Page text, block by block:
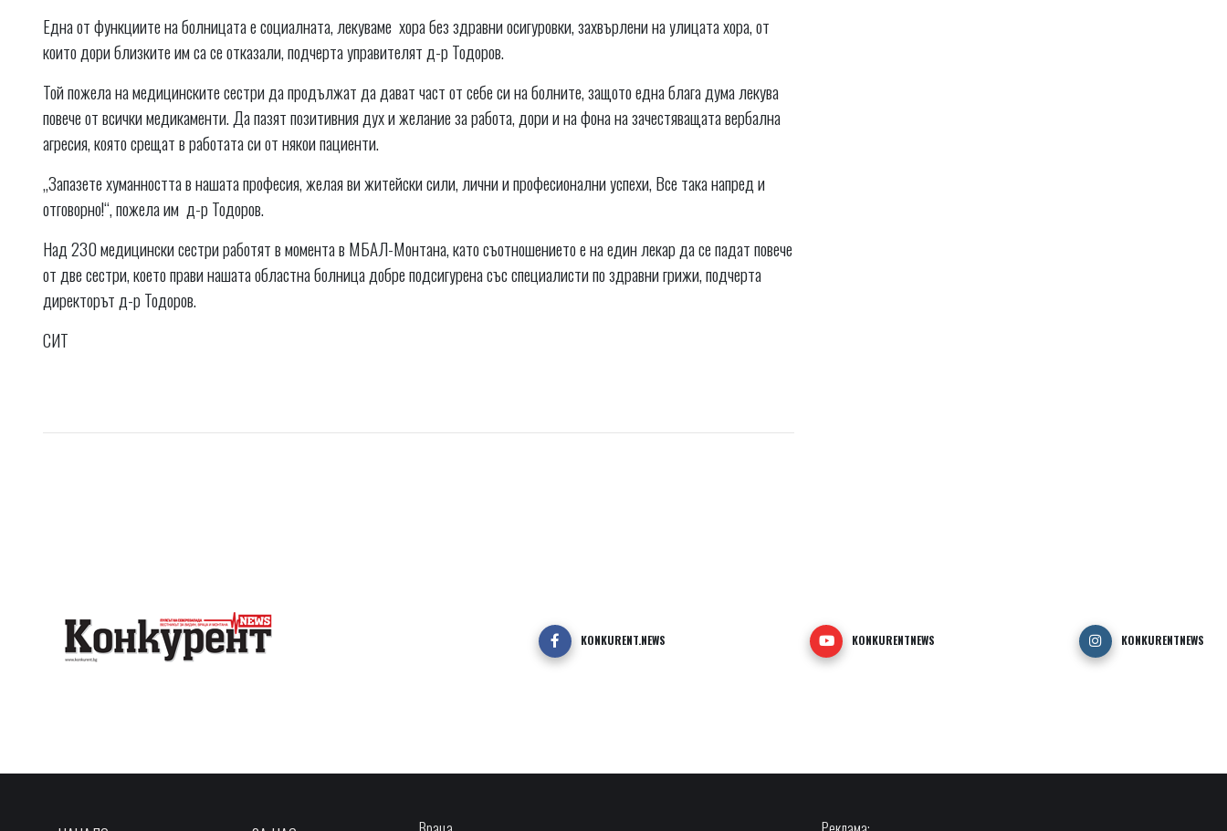
Една от функциите на болницата е социалната, лекуваме хора без здравни осигуровки, захвърлени на улицата хора, от
които дори близките им са се отказали, подчерта управителят д-р Тодоров.
Той пожела на медицинските сестри да продължат да дават част от себе си на болните, защото една блага дума лекува
повече от всички медикаменти. Да пазят позитивния дух и желание за работа, дори и на фона на зачестяващата вербална
агресия, която срещат в работата си от някои пациенти.
„Запазете хуманността в нашата професия, желая ви житейски сили, лични и професионални успехи, Все така напред и
отговорно!“, пожела им д-р Тодоров.
Над 230 медицински сестри работят в момента в МБАЛ-Монтана, като съотношението е на един лекар да се падат повече
от две сестри, което прави нашата областна болница добре подсигурена със специалисти по здравни грижи, подчерта
директорът д-р Тодоров.
СИТ
KONKURENT.NEWS KONKURENTNEWS KONKURENTNEWS